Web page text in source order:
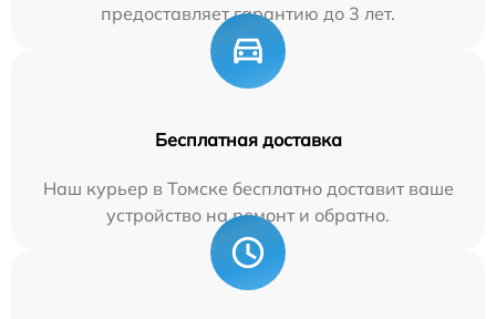
предоставляет гарантию до 3 лет.
Бесплатная доставка
Наш курьер в Томске бесплатно доставит ваше
устройство на ремонт и обратно.